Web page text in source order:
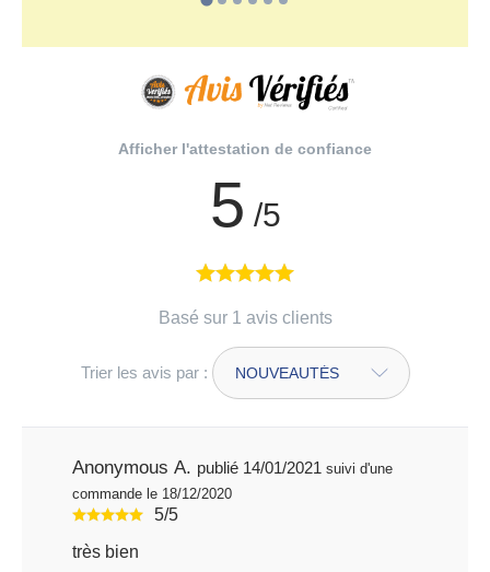
Afficher l'attestation de confiance
5 /5
Basé sur 1 avis clients
Trier les avis par :
Anonymous A. publié 14/01/2021 suivi d'une
commande le 18/12/2020
5/5
très bien